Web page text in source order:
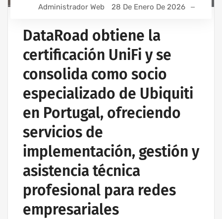
Administrador Web 28 De Enero De 2026
DataRoad obtiene la
certificación UniFi y se
consolida como socio
especializado de Ubiquiti
en Portugal, ofreciendo
servicios de
implementación, gestión y
asistencia técnica
profesional para redes
empresariales